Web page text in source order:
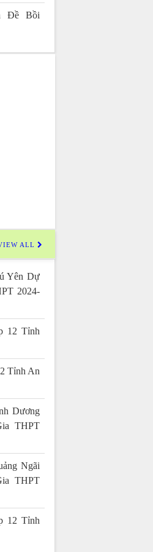
Đề Bồi
ALL
Yên Dự
2024-
12 Tỉnh
Tỉnh An
Dương
THPT
Ngãi
THPT
12 Tỉnh